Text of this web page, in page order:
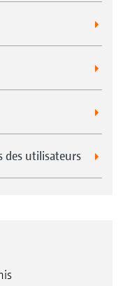
des utilisateurs